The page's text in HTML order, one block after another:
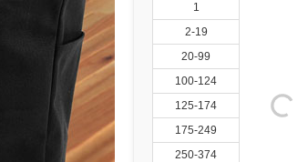
1
2-19
20-99
100-124
125-174
175-249
250-374